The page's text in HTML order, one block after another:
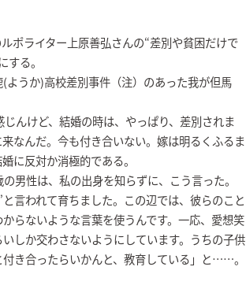
ポライター上原善弘さんの“差別や貧困だけで
る。
うか)高校差別事件（注）のあった我が但馬
んけど、結婚の時は、やっぱり、差別されま
なんだ。今も付き合いない。嫁は明るくふるま
に反対か消極的である。
男性は、私の出身を知らずに、こう言った。
言われて育ちました。この辺では、彼らのこと
らないような言葉を使うんです。一応、愛想笑
しか交わさないようにしています。うちの子供
き合ったらいかんと、教育している」と……。